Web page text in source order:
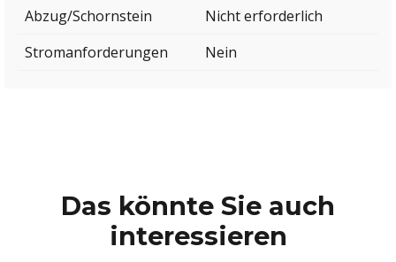
Abzug/Schornstein
Nicht erforderlich
Stromanforderungen
Nein
Das könnte Sie auch
interessieren